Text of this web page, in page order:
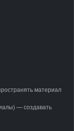
материал
— создавать